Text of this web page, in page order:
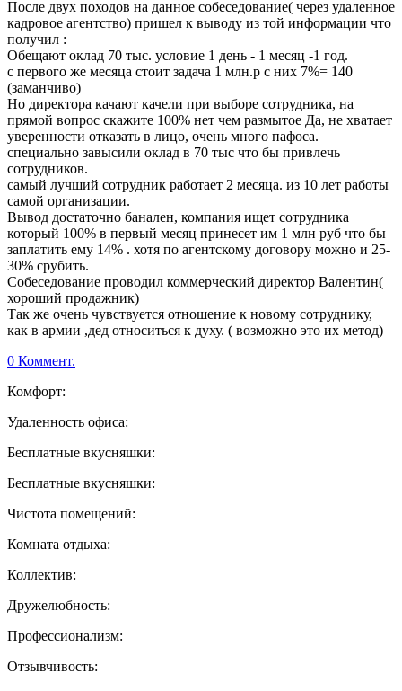
После двух походов на данное собеседование( через удаленное
кадровое агентство) пришел к выводу из той информации что
получил :
Обещают оклад 70 тыс. условие 1 день - 1 месяц -1 год.
с первого же месяца стоит задача 1 млн.р с них 7%= 140
(заманчиво)
Но директора качают качели при выборе сотрудника, на
прямой вопрос скажите 100% нет чем размытое Да, не хватает
уверенности отказать в лицо, очень много пафоса.
специально завысили оклад в 70 тыс что бы привлечь
сотрудников.
самый лучший сотрудник работает 2 месяца. из 10 лет работы
самой организации.
Вывод достаточно банален, компания ищет сотрудника
который 100% в первый месяц принесет им 1 млн руб что бы
заплатить ему 14% . хотя по агентскому договору можно и 25-
30% срубить.
Собеседование проводил коммерческий директор Валентин(
хороший продажник)
Так же очень чувствуется отношение к новому сотруднику,
как в армии ,дед относиться к духу. ( возможно это их метод)
0 Коммент.
Комфорт:
Удаленность офиса:
Бесплатные вкусняшки:
Бесплатные вкусняшки:
Чистота помещений:
Комната отдыха:
Коллектив:
Дружелюбность:
Профессионализм:
Отзывчивость: